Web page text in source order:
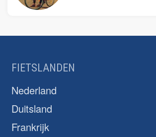
FIETSLANDEN
Nederland
Duitsland
Frankrijk